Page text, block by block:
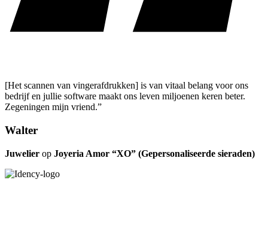
[Het scannen van vingerafdrukken] is van vitaal belang voor ons
bedrijf en jullie software maakt ons leven miljoenen keren beter.
Zegeningen mijn vriend.”
Walter
Juwelier op Joyeria Amor “XO” (Gepersonaliseerde sieraden)